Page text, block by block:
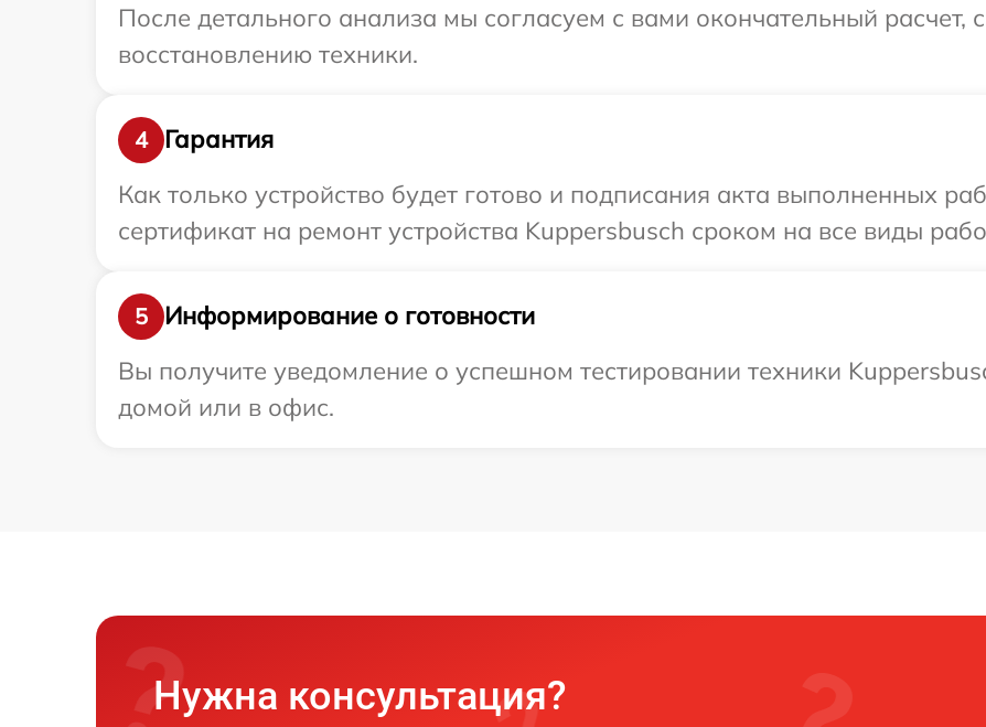
После детального анализа мы согласуем с вами окончательный расчет,
восстановлению техники.
4
Гарантия
Как только устройство будет готово и подписания акта выполненных
сертификат на ремонт устройства Kuppersbusch сроком на все виды
5
Информирование о готовности
Вы получите уведомление о успешном тестировании техники
домой или в офис.
Нужна консультация?